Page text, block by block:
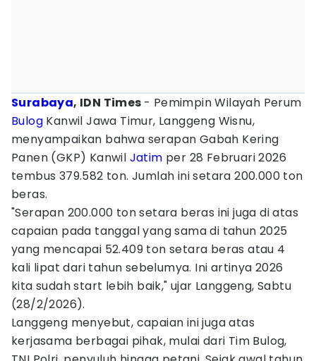
Surabaya, IDN Times - Pemimpin Wilayah Perum
Bulog Kanwil Jawa Timur, Langgeng Wisnu,
menyampaikan bahwa serapan Gabah Kering
Panen (GKP) Kanwil Jatim per 28 Februari 2026
tembus 379.582 ton. Jumlah ini setara 200.000 ton
beras.
"Serapan 200.000 ton setara beras ini juga di atas
capaian pada tanggal yang sama di tahun 2025
yang mencapai 52.409 ton setara beras atau 4
kali lipat dari tahun sebelumya. Ini artinya 2026
kita sudah start lebih baik," ujar Langgeng, Sabtu
(28/2/2026).
Langgeng menyebut, capaian ini juga atas
kerjasama berbagai pihak, mulai dari Tim Bulog,